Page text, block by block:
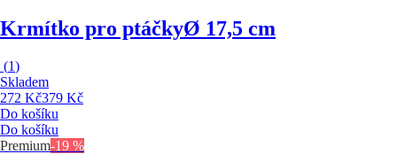
Krmítko pro ptáčkyØ 17,5 cm
(1)
Skladem
272 Kč379 Kč
Do košíku
Do košíku
Premium-19 %